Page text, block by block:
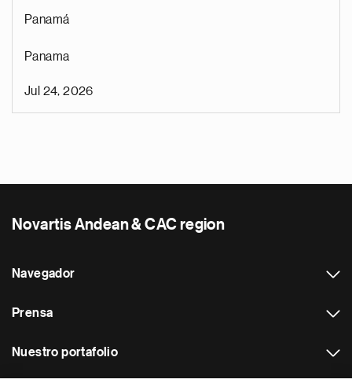
Panamá
Panama
Jul 24, 2026
Novartis Andean & CAC region
Navegador
Prensa
Nuestro portafolio